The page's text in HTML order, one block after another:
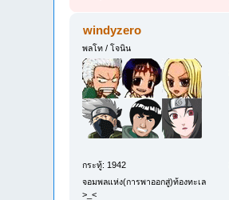
windyzero
พลโท / โจนิน
กระทู้: 1942
จอมพลแห่ง(การพาออกสู่)ท้องทะเล
>_<